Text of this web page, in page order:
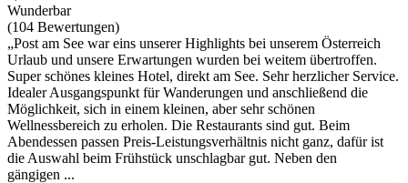
Wunderbar
(104 Bewertungen)
„Post am See war eins unserer Highlights bei unserem Österreich
Urlaub und unsere Erwartungen wurden bei weitem übertroffen.
Super schönes kleines Hotel, direkt am See. Sehr herzlicher Service.
Idealer Ausgangspunkt für Wanderungen und anschließend die
Möglichkeit, sich in einem kleinen, aber sehr schönen
Wellnessbereich zu erholen. Die Restaurants sind gut. Beim
Abendessen passen Preis-Leistungsverhältnis nicht ganz, dafür ist
die Auswahl beim Frühstück unschlagbar gut. Neben den
gängigen ...